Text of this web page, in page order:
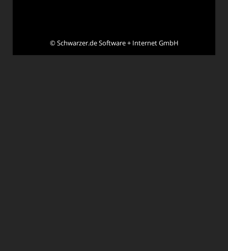
©Schwarzer.de Software + Internet GmbH